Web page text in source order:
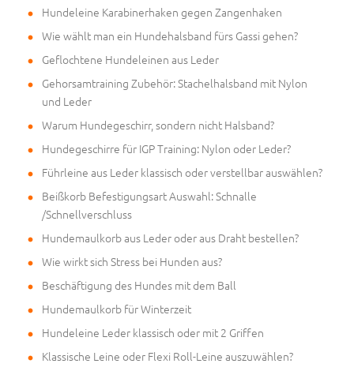
Hundeleine Karabinerhaken gegen Zangenhaken
Wie wählt man ein Hundehalsband fürs Gassi gehen?
Geflochtene Hundeleinen aus Leder
Gehorsamtraining Zubehör: Stachelhalsband mit Nylon
und Leder
Warum Hundegeschirr, sondern nicht Halsband?
Hundegeschirre für IGP Training: Nylon oder Leder?
Führleine aus Leder klassisch oder verstellbar auswählen?
Beißkorb Befestigungsart Auswahl: Schnalle
/Schnellverschluss
Hundemaulkorb aus Leder oder aus Draht bestellen?
Wie wirkt sich Stress bei Hunden aus?
Beschäftigung des Hundes mit dem Ball
Hundemaulkorb für Winterzeit
Hundeleine Leder klassisch oder mit 2 Griffen
Klassische Leine oder Flexi Roll-Leine auszuwählen?